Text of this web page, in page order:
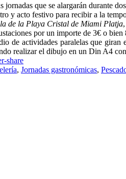
jornadas que se alargarán durante
y acto festivo para recibir a la
de la Playa Cristal de Miami Platja
por un importe de 3€ o bien
de actividades paralelas que
realizar el dibujo en un Din A4
, Jornadas gastronómicas,